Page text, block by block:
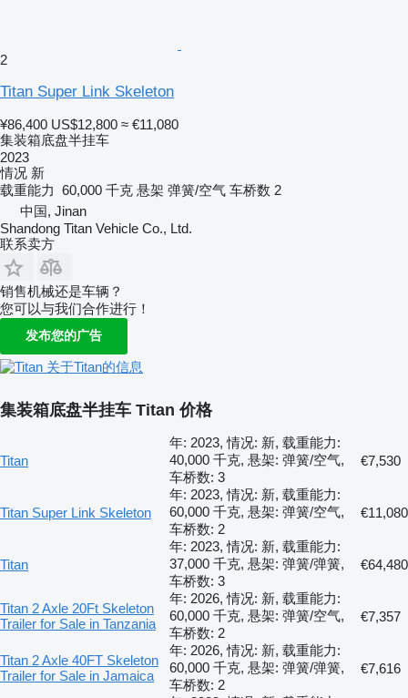
2
Titan Super Link Skeleton
¥86,400 US$12,800 ≈ €11,080
集装箱底盘半挂车
2023
情况 新
载重能力 60,000 千克 悬架 弹簧/空气 车桥数 2
中国, Jinan
Shandong Titan Vehicle Co., Ltd.
联系卖方
销售机械还是车辆？
您可以与我们合作进行！
发布您的广告
关于Titan的信息
集装箱底盘半挂车 Titan 价格
Titan
年: 2023, 情况: 新, 载重能力:
40,000 千克, 悬架: 弹簧/空气,
车桥数: 3
€7,530
Titan Super Link Skeleton
年: 2023, 情况: 新, 载重能力:
60,000 千克, 悬架: 弹簧/空气,
车桥数: 2
€11,080
Titan
年: 2023, 情况: 新, 载重能力:
37,000 千克, 悬架: 弹簧/弹簧,
车桥数: 3
€64,480
Titan 2 Axle 20Ft Skeleton
Trailer for Sale in Tanzania
年: 2026, 情况: 新, 载重能力:
60,000 千克, 悬架: 弹簧/空气,
车桥数: 2
€7,357
Titan 2 Axle 40FT Skeleton
Trailer for Sale in Jamaica
年: 2026, 情况: 新, 载重能力:
60,000 千克, 悬架: 弹簧/弹簧,
车桥数: 2
€7,616